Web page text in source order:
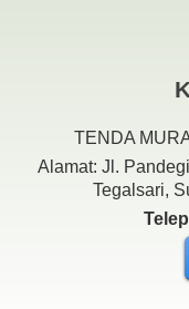
TENDA
Alamat: Jl.
Tegalsari,